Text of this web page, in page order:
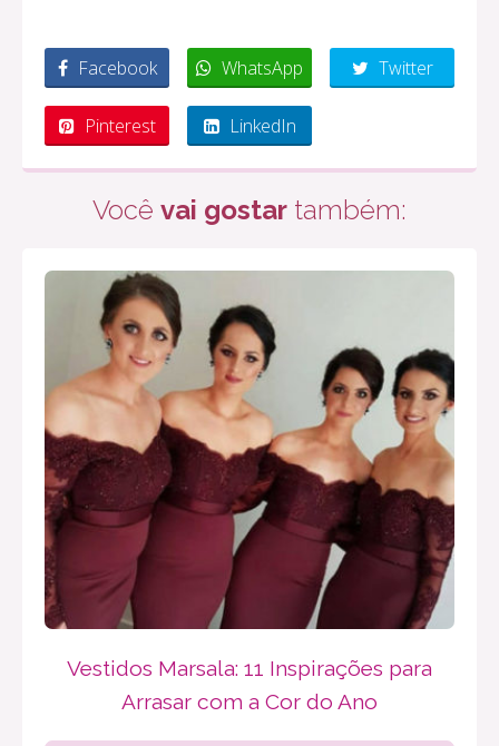
Facebook WhatsApp Twitter
Pinterest LinkedIn
Você vai gostar também:
Vestidos Marsala: 11 Inspirações para
Arrasar com a Cor do Ano